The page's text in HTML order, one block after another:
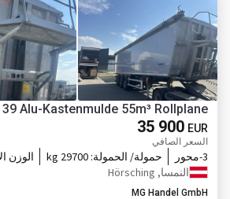
Alu-Kastenmulde 55m³ Rollplane
35 900 EUR
السعر الصافي
3-محور حمولة/ الحمولة: 29700 kg الوزن
النمسا, Hörsching
MG Handel GmbH